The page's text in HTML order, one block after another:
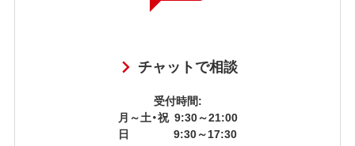
チャットで相談
受付時間:
月～土・祝 9:30～21:00
日
9:30～17:30